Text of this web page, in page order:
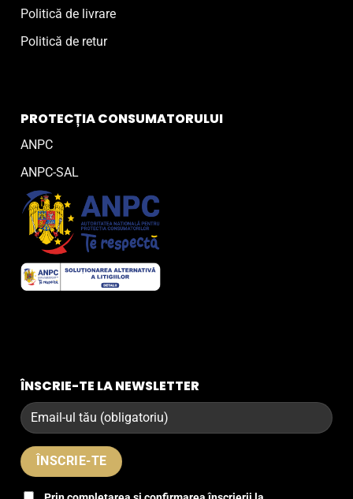
Politică de livrare
Politică de retur
PROTECȚIA CONSUMATORULUI
ANPC
ANPC-SAL
ÎNSCRIE-TE LA NEWSLETTER